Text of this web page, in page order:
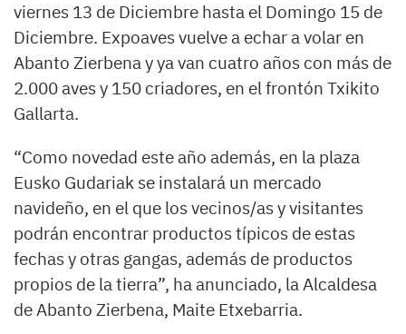
viernes 13 de Diciembre hasta el Domingo 15 de
Diciembre. Expoaves vuelve a echar a volar en
Abanto Zierbena y ya van cuatro años con más de
2.000 aves y 150 criadores, en el frontón Txikito
Gallarta.
“Como novedad este año además, en la plaza
Eusko Gudariak se instalará un mercado
navideño, en el que los vecinos/as y visitantes
podrán encontrar productos típicos de estas
fechas y otras gangas, además de productos
propios de la tierra”, ha anunciado, la Alcaldesa
de Abanto Zierbena, Maite Etxebarria.